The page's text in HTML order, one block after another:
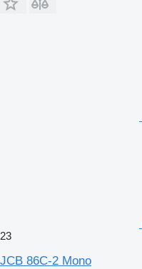
23
JCB 86C-2 Mono